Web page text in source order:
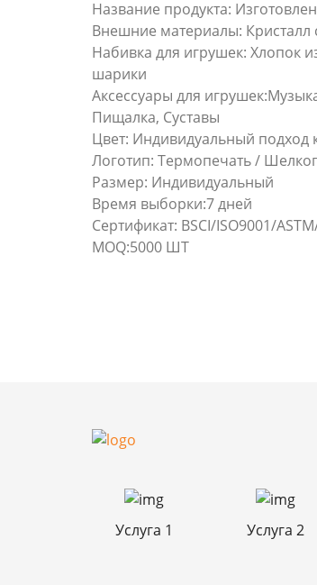
Название продукта:
Внешние материалы: Кристалл
Набивка для игрушек: Хлопок
шарики
Аксессуары для
Пищалка, Суставы
Цвет: Индивидуальный
Логотип: Термопечать /
Размер: Индивидуальный
Время выборки:7 дней
Сертификат: BSCI/ISO9001/
MOQ:5000 ШТ
Услуга 1 Услуга 2